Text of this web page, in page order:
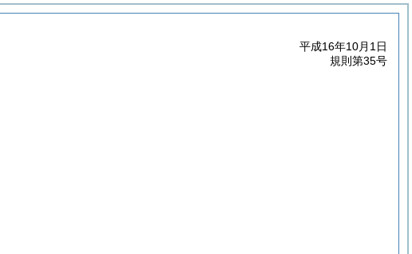
平成16年10月1日
規則第35号